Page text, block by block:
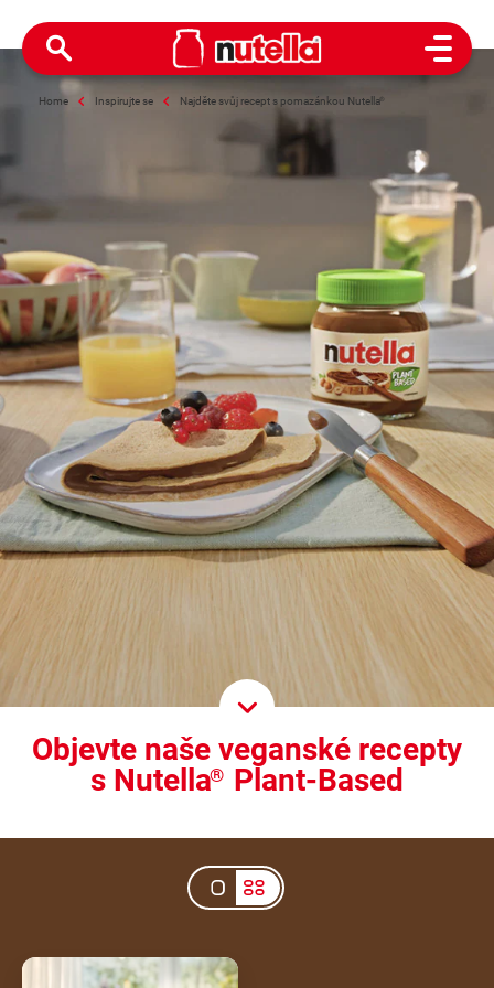
Open
Home Inspirujte se Najděte svůj recept s pomazánkou Nutella®
Scroll
Objevte naše veganské recepty
s Nutella® Plant-Based
Veganské vafle s